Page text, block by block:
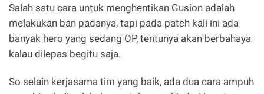
Salah satu cara untuk menghentikan Gusion adalah
melakukan ban padanya, tapi pada patch kali ini ada
banyak hero yang sedang OP, tentunya akan berbahaya
kalau dilepas begitu saja.
So selain kerjasama tim yang baik, ada dua cara ampuh